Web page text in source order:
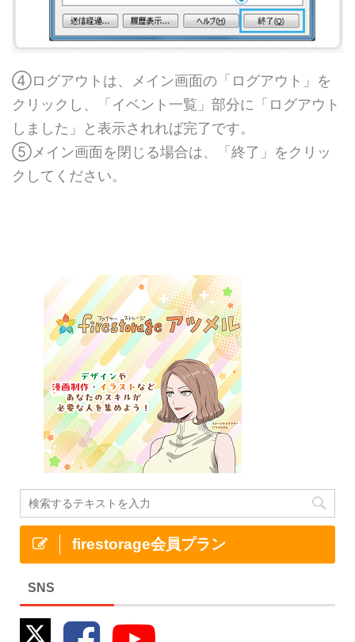
④ログアウトは、メイン画面の「ログアウト」を
クリックし、「イベント一覧」部分に「ログアウト
しました」と表示されれば完了です。
⑤メイン画面を閉じる場合は、「終了」をクリッ
クしてください。
firestorage会員プラン
SNS